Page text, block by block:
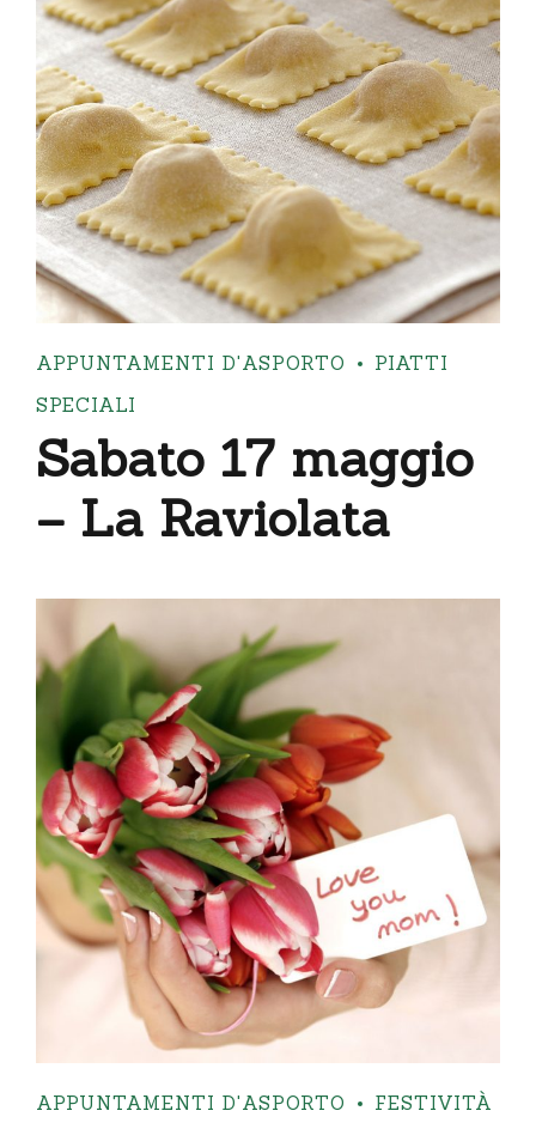
APPUNTAMENTI D'ASPORTO
PIATTI
SPECIALI
Sabato 17 maggio
– La Raviolata
APPUNTAMENTI D'ASPORTO FESTIVITÀ